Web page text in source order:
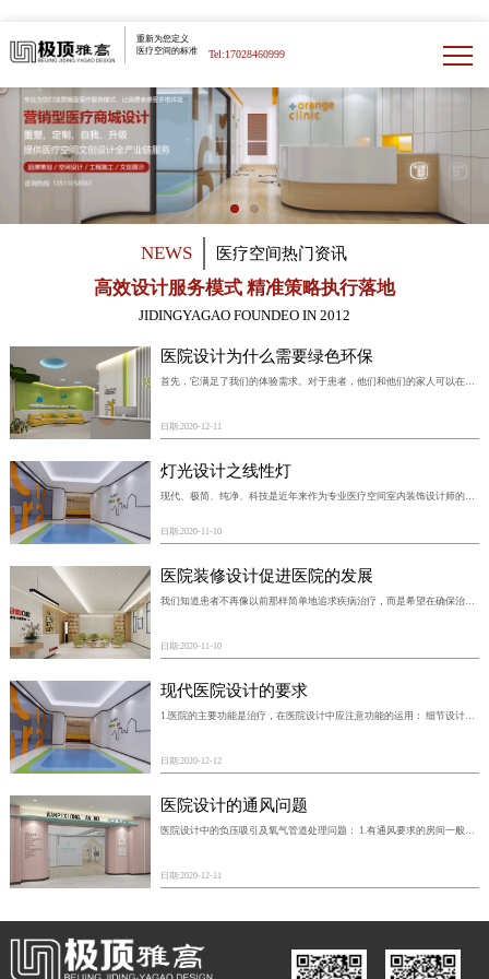
重新为您定义
医疗空间的标准
Tel:17028460999
NEWS 医疗空间热门资讯
高效设计服务模式 精准策略执行落地
JIDINGYAGAO FOUNDEO IN 2012
医院设计为什么需要绿色环保
首先，它满足了我们的体验需求。对于患者，他们和他们的家人可以在这里更舒适地生活。对于医务人员，医院设计可以为他们提供各种规模的休息和工作环境。我们知道这样的生活环境对于一个人的健康非常重要。
日期:2020-12-11
灯光设计之线性灯
现代、极简、纯净、科技是近年来作为专业医疗空间室内装饰设计师的我们听得较多的词，极简风，是近几年来备受追捧的设计风格，在这类型的设计中，缺少常见的“人情味”，却意外的带着一种恰到好处的平衡感。那么要将这种风格淋漓尽致地表达出来，不仅仅体现在空间的硬装和软装方面，灯光的设计也尤为重要,因为灯光是一个较灵活及富有趣味的设计元素，可以成为气氛的催化剂，是室内的焦点及主题所在，也能增加室内装饰的层次感。
日期:2020-11-10
医院装修设计促进医院的发展
我们知道患者不再像以前那样简单地追求疾病治疗，而是希望在确保治愈疾病的同时，他们也能感受到来自医院的温暖祥和的气氛，以获得精神和心理上的安慰。为了适应群众的生理和心理需求，为了适应社会的发展，重视和改进医院装修设计，建立以患者为中心的医院规划和建筑设计是一条新的出路。
日期:2020-11-10
现代医院设计的要求
1.医院的主要功能是治疗，在医院设计中应注意功能的运用： 细节设计：如何更好地清洁？医院设计不谈论如何治疗，先看看如何清洁。在地板的装饰中，不同的卫生功能区域应分为不同的颜色。设计的家具大多是非落地设计，便于日后的清洁工作。垃圾处理口的设计应便于护士在该位置进行清洁
日期:2020-12-12
医院设计的通风问题
医院设计中的负压吸引及氧气管道处理问题： 1.有通风要求的房间一般为： 有人停留的无窗或固定窗房间，有热气，水汽或其污染气体散放的房间，无窗卫生间，医院规范有特殊要求需要通风的房间 （另外，有窗的公共卫生间也建议机械排风） 其余一般不需机械通风
日期:2020-12-11